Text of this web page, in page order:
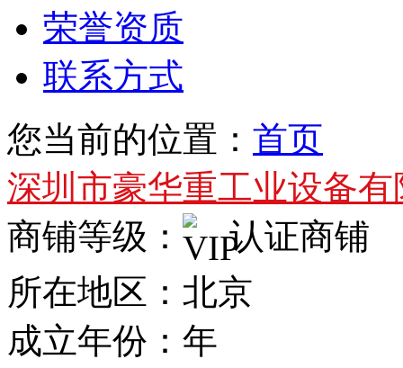
荣誉资质
联系方式
您当前的位置： 首页
深圳市豪华重工业设备有
商铺等级：
认证商铺
所在地区：北京
成立年份：年